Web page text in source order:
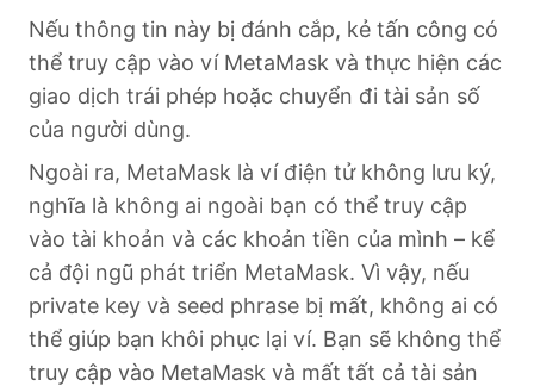
Nếu thông tin này bị đánh cắp, kẻ tấn công có
thể truy cập vào ví MetaMask và thực hiện các
giao dịch trái phép hoặc chuyển đi tài sản số
của người dùng.
Ngoài ra, MetaMask là ví điện tử không lưu ký,
nghĩa là không ai ngoài bạn có thể truy cập
vào tài khoản và các khoản tiền của mình – kể
cả đội ngũ phát triển MetaMask. Vì vậy, nếu
private key và seed phrase bị mất, không ai có
thể giúp bạn khôi phục lại ví. Bạn sẽ không thể
truy cập vào MetaMask và mất tất cả tài sản